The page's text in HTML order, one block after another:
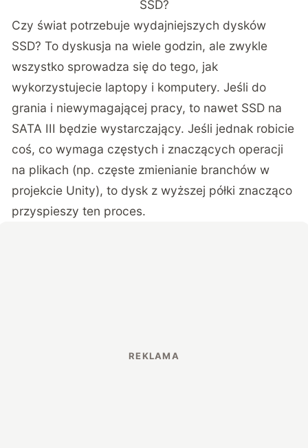
SSD?
Czy świat potrzebuje wydajniejszych dysków
SSD? To dyskusja na wiele godzin, ale zwykle
wszystko sprowadza się do tego, jak
wykorzystujecie laptopy i komputery. Jeśli do
grania i niewymagającej pracy, to nawet SSD na
SATA III będzie wystarczający. Jeśli jednak robicie
coś, co wymaga częstych i znaczących operacji
na plikach (np. częste zmienianie branchów w
projekcie Unity), to dysk z wyższej półki znacząco
przyspieszy ten proces.